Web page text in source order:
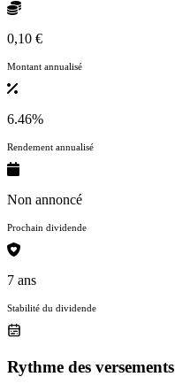
0,10 €
Montant annualisé
6.46%
Rendement annualisé
Non annoncé
Prochain dividende
7 ans
Stabilité du dividende
Rythme des versements